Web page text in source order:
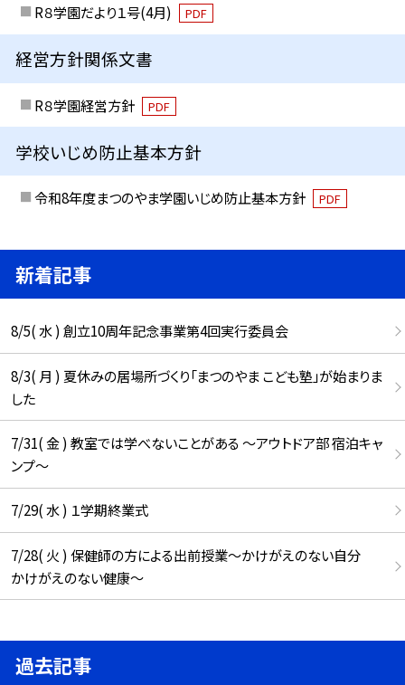
R８学園だより１号(4月) PDF
経営方針関係文書
R８学園経営方針 PDF
学校いじめ防止基本方針
令和8年度まつのやま学園いじめ防止基本方針 PDF
新着記事
8/5( 水 ) 創立10周年記念事業第4回実行委員会
8/3( 月 ) 夏休みの居場所づくり「まつのやま こども塾」が始まりま
した
7/31( 金 ) 教室では学べないことがある ～アウトドア部 宿泊キャ
ンプ～
7/29( 水 ) １学期終業式
7/28( 火 ) 保健師の方による出前授業～かけがえのない自分
かけがえのない健康～
過去記事